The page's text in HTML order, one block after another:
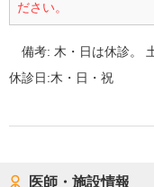
ださい。
備考: 木・日は休診。
休診日:木・日・祝
医師・施設情報